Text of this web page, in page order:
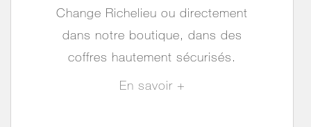
Change Richelieu ou directement
dans notre boutique, dans des
coffres hautement sécurisés.
En savoir +